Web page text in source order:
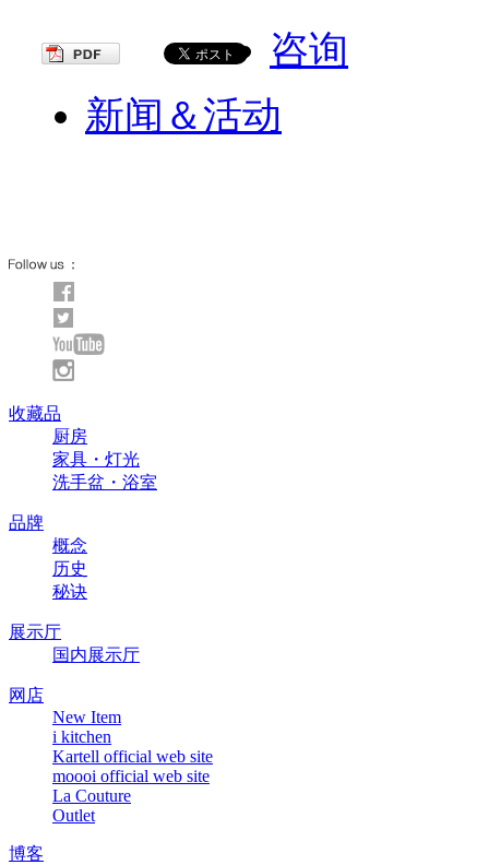
咨询
新闻＆活动
收藏品
厨房
家具・灯光
洗手盆・浴室
品牌
概念
历史
秘诀
展示厅
国内展示厅
网店
New Item
i kitchen
Kartell official web site
moooi official web site
La Couture
Outlet
博客